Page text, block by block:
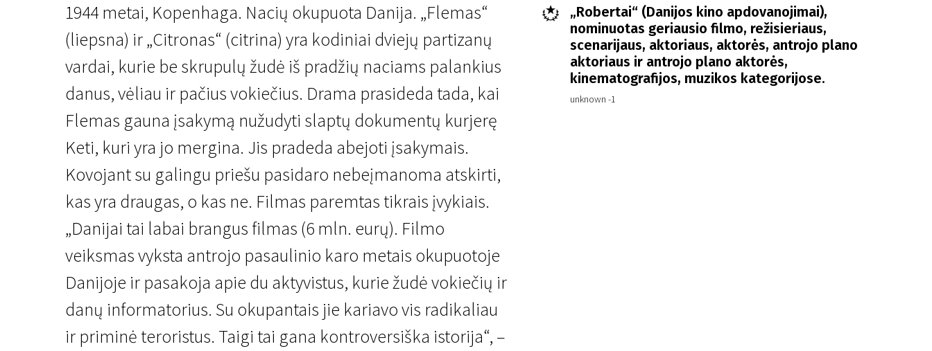
"Scanoramos" naujienos
Liepsna ir citrina
1944 metai, Kopenhaga. Nacių okupuota Danija. „Flemas“
(liepsna) ir „Citronas“ (citrina) yra kodiniai dviejų partizanų
vardai, kurie be skrupulų žudė iš pradžių naciams palankius
danus, vėliau ir pačius vokiečius. Drama prasideda tada, kai
Flemas gauna įsakymą nužudyti slaptų dokumentų kurjerę
Keti, kuri yra jo mergina. Jis pradeda abejoti įsakymais.
Kovojant su galingu priešu pasi­daro nebeįmanoma atskirti,
kas yra draugas, o kas ne. Filmas paremtas tikrais įvykiais.
„Danijai tai labai brangus filmas (6 mln. eurų). Filmo
veiksmas vyksta antrojo pasaulinio karo metais okupuotoje
Danijoje ir pasakoja apie du aktyvistus, kurie žudė vokiečių ir
danų informatorius. Su okupantais jie kariavo vis radikaliau
ir priminė teroristus. Taigi tai gana kontroversiška istorija“, –
„Robertai“ (Danijos kino apdovanojimai),
nominuotas geriausio filmo, režisieriaus,
scenarijaus, aktoriaus, aktorės, antrojo plano
aktoriaus ir antrojo plano aktorės,
kinematografijos, muzikos kategorijose.
unknown -1